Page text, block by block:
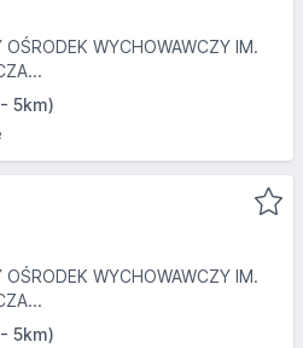
WYCHOWAWCZY IM.
5km)
WYCHOWAWCZY IM.
5km)